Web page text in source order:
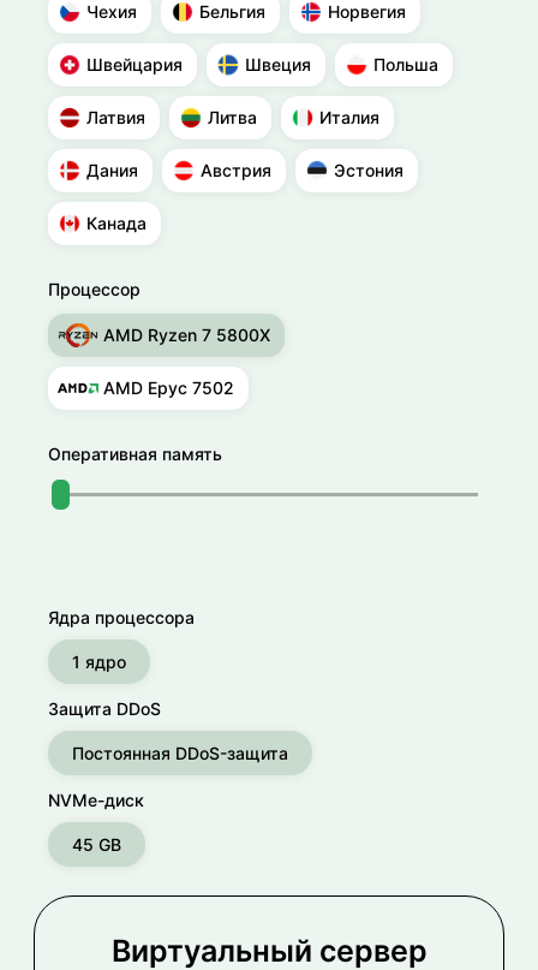
Чехия Бельгия Норвегия
Швейцария Швеция Польша
Латвия Литва Италия
Дания Австрия Эстония
Канада
Виртуальный сервер
Процессор
AMD Ryzen 7 5800X
AMD Epyc 7502
Оперативная память
Ядра процессора
1 ядро
Защита DDoS
Постоянная DDoS-защита
NVMe-диск
45 GB